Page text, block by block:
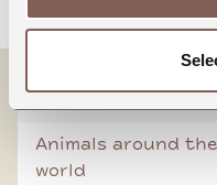
Animals around the
world